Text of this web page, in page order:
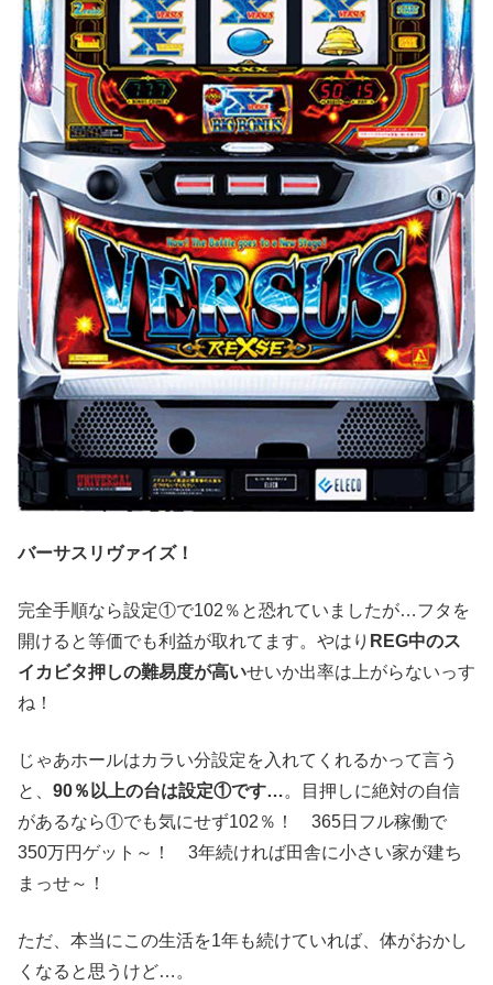
バーサスリヴァイズ！
完全手順なら設定①で102％と恐れていましたが…フタを
開けると等価でも利益が取れてます。やはり REG中のス
イカビタ押しの難易度が高いせいか出率は上がらないっす
ね！
じゃあホールはカラい分設定を入れてくれるかって言う
と、 90％以上の台は設定①です…。目押しに絶対の自信
があるなら①でも気にせず102％！ 365日フル稼働で
350万円ゲット～！ 3年続ければ田舎に小さい家が建ち
まっせ～！
ただ、本当にこの生活を1年も続けていれば、体がおかし
くなると思うけど…。